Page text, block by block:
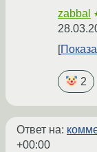
zabbal
2
Ответ на:
+00:00